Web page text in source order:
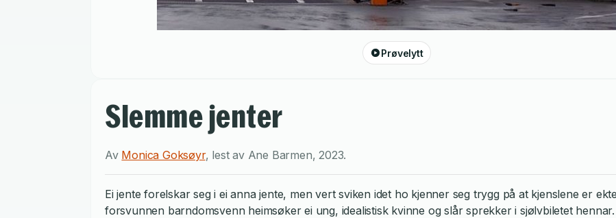
Prøvelytt
Slemme jenter
Av Monica Goksøyr, lest av Ane Barmen,2023.
Ei jente forelskar seg i ei anna jente, men vert sviken idet ho kjenner seg trygg på at kjenslene er
forsvunnen barndomsvenn heimsøker ei ung, idealistisk kvinne og slår sprekker i sjølvbiletet